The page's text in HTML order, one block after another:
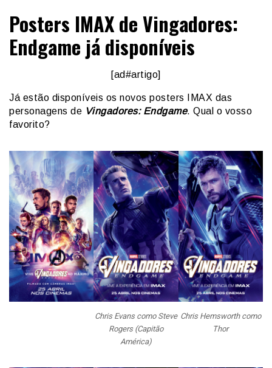
Central Comics
Posters IMAX de Vingadores:
Endgame já disponíveis
[ad#artigo]
Já estão disponíveis os novos posters IMAX das
personagens de Vingadores: Endgame. Qual o vosso
favorito?
Chris Evans como Steve
Rogers (Capitão
América)
Chris Hemsworth como
Thor